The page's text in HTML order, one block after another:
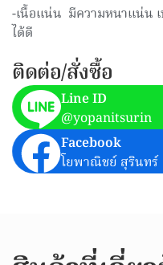
-เนื้อแน่น มีความหนาแน่น
ได้ดี
ติดต่อ/สั่งซื้อ
Line ID
@yopanitsurin
Facebook
โยพาณิชย์ สุรินทร์